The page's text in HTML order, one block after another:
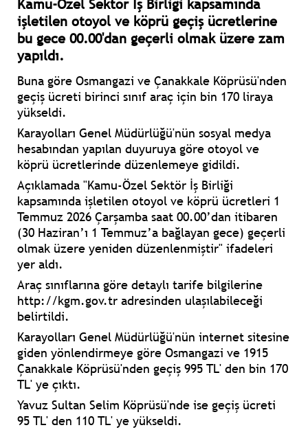
Kamu-Özel Sektör İş Birliği kapsamında
işletilen otoyol ve köprü geçiş ücretlerine
bu gece 00.00'dan geçerli olmak üzere zam
yapıldı.
Buna göre Osmangazi ve Çanakkale Köprüsü'nden
geçiş ücreti birinci sınıf araç için bin 170 liraya
yükseldi.
Karayolları Genel Müdürlüğü'nün sosyal medya
hesabından yapılan duyuruya göre otoyol ve
köprü ücretlerinde düzenlemeye gidildi.
Açıklamada "Kamu-Özel Sektör İş Birliği
kapsamında işletilen otoyol ve köprü ücretleri 1
Temmuz 2026 Çarşamba saat 00.00’dan itibaren
(30 Haziran’ı 1 Temmuz’a bağlayan gece) geçerli
olmak üzere yeniden düzenlenmiştir" ifadeleri
yer aldı.
Araç sınıflarına göre detaylı tarife bilgilerine
http://kgm.gov.tr adresinden ulaşılabileceği
belirtildi.
Karayolları Genel Müdürlüğü'nün internet sitesine
giden yönlendirmeye göre Osmangazi ve 1915
Çanakkale Köprüsü'nden geçiş 995 TL' den bin 170
TL' ye çıktı.
Yavuz Sultan Selim Köprüsü'nde ise geçiş ücreti
95 TL' den 110 TL' ye yükseldi.